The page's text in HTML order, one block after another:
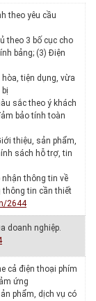
theo yêu cầu
theo 3 bố cục cho
bảng; (3) Điện
tiện dụng, vừa
sắc theo ý khách
bảo tính toàn
thiệu, sản phẩm,
sách hỗ trợ, tin
thông tin về
thông tin cần thiết
2644
doanh nghiệp.
cả điện thoại phím
ứng
phẩm, dịch vụ có